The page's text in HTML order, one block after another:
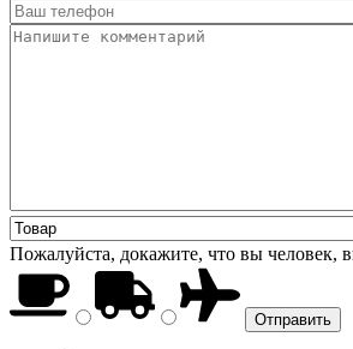
Пожалуйста, докажите, что вы человек,